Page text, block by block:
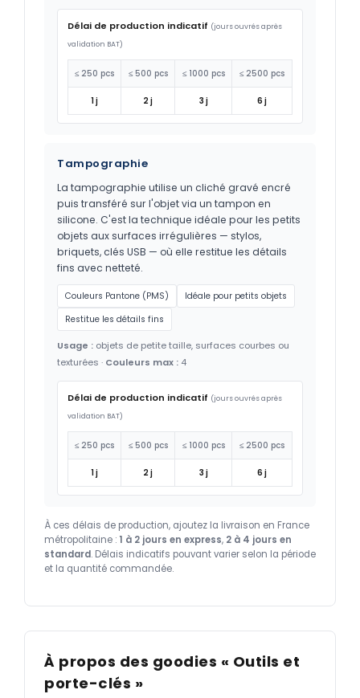
Délai de production indicatif (jours ouvrés après
validation BAT)
≤ 250 pcs ≤ 500 pcs ≤ 1000 pcs ≤ 2500 pcs
1 j 2 j 3 j 6 j
Tampographie
La tampographie utilise un cliché gravé encré
puis transféré sur l'objet via un tampon en
silicone. C'est la technique idéale pour les petits
objets aux surfaces irrégulières — stylos,
briquets, clés USB — où elle restitue les détails
fins avec netteté.
Couleurs Pantone (PMS)
Idéale pour petits objets
Restitue les détails fins
Usage : objets de petite taille, surfaces courbes ou
texturées · Couleurs max : 4
Délai de production indicatif (jours ouvrés après
validation BAT)
≤ 250 pcs ≤ 500 pcs ≤ 1000 pcs ≤ 2500 pcs
1 j 2 j 3 j 6 j
À ces délais de production, ajoutez la livraison en France
métropolitaine : 1 à 2 jours en express, 2 à 4 jours en
standard. Délais indicatifs pouvant varier selon la période
et la quantité commandée.
À propos des goodies « Outils et
porte-clés »